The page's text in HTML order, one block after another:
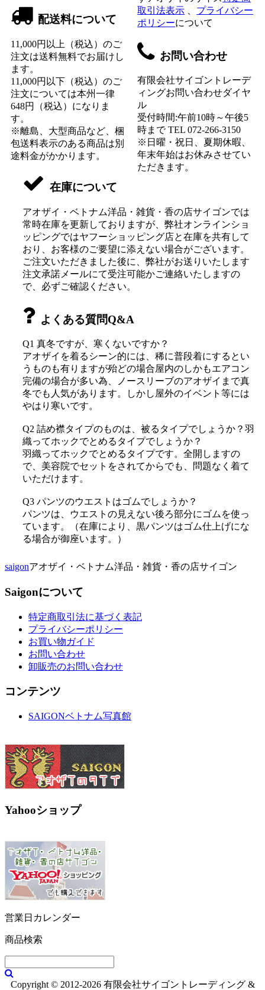
配送料について
11,000円以上（税込）のご
注文は送料無料でお届けし
ます。
11,000円以下（税込）のご
注文については本州一律
648円（税込）になりま
す。
※離島、大型商品など、梱
包送料表示のある商品は別
途料金がかかります。
取引法表示
プライバシー
ポリシーについて
お問い合わせ
有限会社サイゴントレーデ
ィングお問い合わせダイヤ
ル
受付時間:午前10時～午後5
時まで TEL 072-266-3150
※日曜・祝日、夏期休暇、
年末年始はお休みさせてい
ただきます。
在庫について
アオザイ・ベトナム洋品・雑貨・香の店サイゴンでは
常時在庫を更新しておりますが、弊社オンラインショ
ッピングではヤフーショッピング店と在庫を共有して
おり、お客様のご要望に添えない場合がございます。
ご注文いただきました後に、弊社がお送りいたします
注文承諾メールにて受注可能かご連絡いたしますの
で、必ずご確認ください。
よくある質問Q&A
Q1 真冬ですが、寒くないですか？
アオザイを着るシーン的には、稀に普段着にするとい
うものも有りますが殆どの場合屋内のしかもエアコン
完備の場合が多い為、ノースリーブのアオザイまで真
冬でも人気があります。しかし屋外のイベント等には
やはり寒いです。
Q2 詰め襟タイプのものは、被るタイプでしょうか？羽
織ってホックでとめるタイプでしょうか？
羽織ってホックでとめるタイプです。全開しますの
で、美容院でセットをされてからでも、問題なく着て
いただけます。
Q3 パンツのウエストはゴムでしょうか？
パンツは、ウエストの見えない後ろ部分にゴムを使っ
ています。（在庫により、黒パンツはゴム仕上げにな
る場合が御座います。）
saigonアオザイ・ベトナム洋品・雑貨・香の店サイゴン
Saigonについて
特定商取引法に基づく表記
プライバシーポリシー
お買い物ガイド
お問い合わせ
卸販売のお問い合わせ
コンテンツ
SAIGONベトナム写真館
Yahooショップ
営業日カレンダー
商品検索
Copyright © 2012-2026 有限会社サイゴントレーディング &